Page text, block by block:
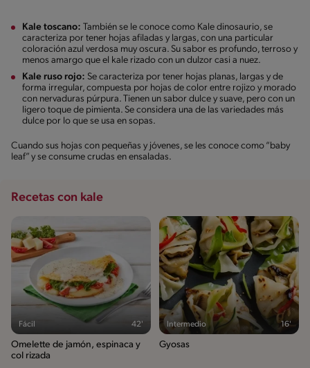
Kale toscano: También se le conoce como Kale dinosaurio, se
caracteriza por tener hojas afiladas y largas, con una particular
coloración azul verdosa muy oscura. Su sabor es profundo, terroso y
menos amargo que el kale rizado con un dulzor casi a nuez.
Kale ruso rojo: Se caracteriza por tener hojas planas, largas y de
forma irregular, compuesta por hojas de color entre rojizo y morado
con nervaduras púrpura. Tienen un sabor dulce y suave, pero con un
ligero toque de pimienta. Se considera una de las variedades más
dulce por lo que se usa en sopas.
Cuando sus hojas con pequeñas y jóvenes, se les conoce como “baby
leaf” y se consume crudas en ensaladas.
Recetas con kale
Fácil 42'
Omelette de jamón, espinaca y
col rizada
Intermedio 16'
Gyosas